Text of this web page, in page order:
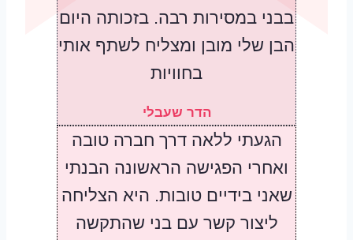
בבני במסירות רבה. בזכותה היום
הבן שלי מובן ומצליח לשתף אותי
בחוויות
הדר שעבלי
הגעתי ללאה דרך חברה טובה
ואחרי הפגישה הראשונה הבנתי
שאני בידיים טובות. היא הצליחה
ליצור קשר עם בני שהתקשה